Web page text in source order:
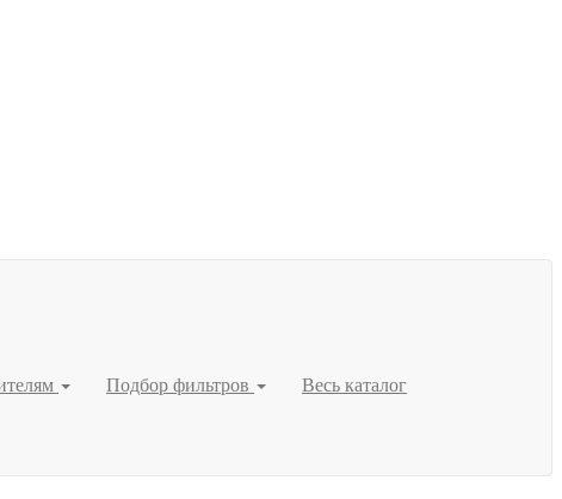
Подбор фильтров Весь каталог